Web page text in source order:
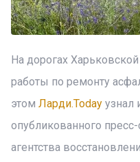
На дорогах
работы по ремонту
этом Ларди.Today узнал
опубликованного
агентства